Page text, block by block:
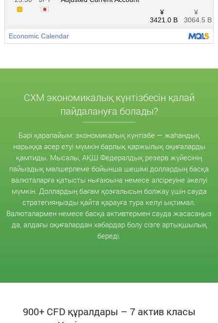
CXM экономикалық күнтізбесін қалай
пайдалануға болады?
Бәрі қарапайым: экономикалық күнтізбе — жаһандық
нарыққа әсер етуі мүмкін барлық қаржылық оқиғаларды
қамтиды. Мысалы, АҚШ Федералдық резерв жүйесінің
пайыздық мөлшерлеме бойынша шешімі доллардың басқа
валюталарға қатысты нығаюына немесе әлсіреуіне әкелуі
мүмкін. Доллардың бағам қозғалысын болжау үшін сауда
стратегияңызды қайта қарауға тура келуі ықтимал.
Валюталармен немесе басқа активтермен сауда жасасаңыз
да, алдағы оқиғалардан хабардар болу сізге артықшылық
береді.
900+ CFD құралдары – 7 актив класы